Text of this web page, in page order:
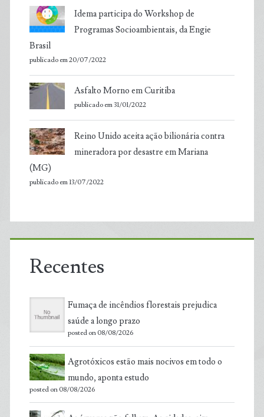
Idema participa do Workshop de
Programas Socioambientais, da Engie
Brasil
publicado em 20/07/2022
Asfalto Morno em Curitiba
publicado em 31/01/2022
Reino Unido aceita ação bilionária contra
mineradora por desastre em Mariana
(MG)
publicado em 13/07/2022
Recentes
Fumaça de incêndios florestais prejudica
saúde a longo prazo
posted on 08/08/2026
Agrotóxicos estão mais nocivos em todo o
mundo, aponta estudo
posted on 08/08/2026